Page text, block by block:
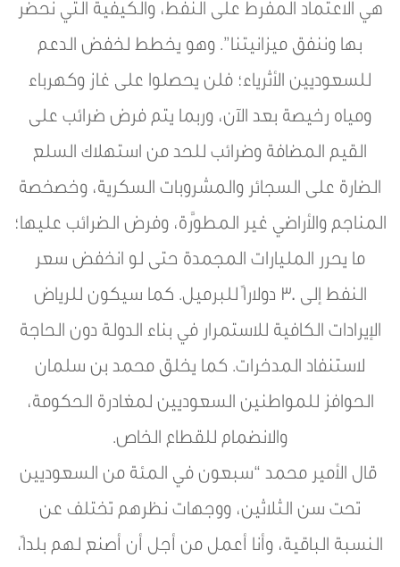
هي الاعتماد المفرط على النفط، والكيفية التي نحضر
بها وننفق ميزانيتنا”. وهو يخطط لخفض الدعم
للسعوديين الأثرياء؛ فلن يحصلوا على غاز وكهرباء
ومياه رخيصة بعد الآن، وربما يتم فرض ضرائب على
القيم المضافة وضرائب للحد من استهلاك السلع
الضارة على السجائر والمشروبات السكرية، وخصخصة
المناجم والأراضي غير المطوَّرة، وفرض الضرائب عليها؛
ما يحرر المليارات المجمدة حتى لو انخفض سعر
النفط إلى 30 دولاراً للبرميل. كما سيكون للرياض
الإيرادات الكافية للاستمرار في بناء الدولة دون الحاجة
لاستنفاد المدخرات. كما يخلق محمد بن سلمان
الحوافز للمواطنين السعوديين لمغادرة الحكومة،
والانضمام للقطاع الخاص.
قال الأمير محمد “سبعون في المئة من السعوديين
تحت سن الثلاثين، ووجهات نظرهم تختلف عن
النسبة الباقية، وأنا أعمل من أجل أن أصنع لهم بلداً،